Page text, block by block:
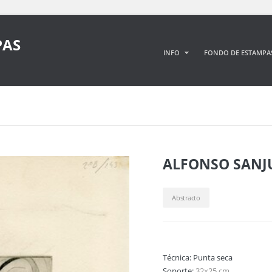
INFO FONDO DE
ALFONSO
Abstracto
Técnica: Punta seca